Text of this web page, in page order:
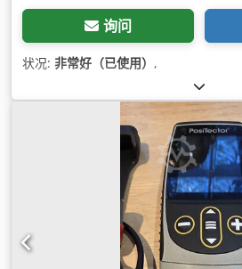
询问
状况: 非常好（已使用） ,